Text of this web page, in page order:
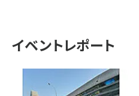
イベントレポート